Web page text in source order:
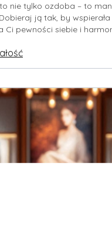
nie tylko ozdoba – to
ją tak, by
Ci pewności siebie i